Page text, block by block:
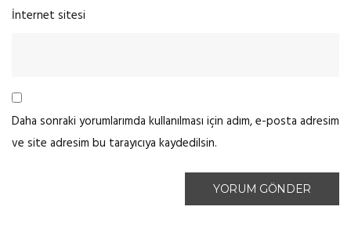
İnternet sitesi
Daha sonraki yorumlarımda kullanılması için adım, e-posta adresim
ve site adresim bu tarayıcıya kaydedilsin.